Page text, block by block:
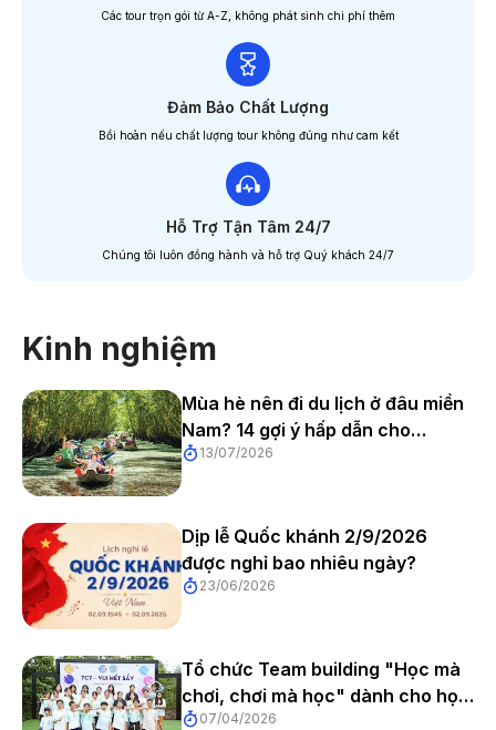
Các tour trọn gói từ A-Z, không phát sinh chi phí thêm
Đảm Bảo Chất Lượng
Bồi hoàn nếu chất lượng tour không đúng như cam kết
Hỗ Trợ Tận Tâm 24/7
Chúng tôi luôn đồng hành và hỗ trợ Quý khách 24/7
Kinh nghiệm
Mùa hè nên đi du lịch ở đâu miền
Nam? 14 gợi ý hấp dẫn cho
chuyến đi đáng nhớ
13/07/2026
Dịp lễ Quốc khánh 2/9/2026
được nghỉ bao nhiêu ngày?
23/06/2026
Tổ chức Team building "Học mà
chơi, chơi mà học" dành cho học
sinh07/04/2026